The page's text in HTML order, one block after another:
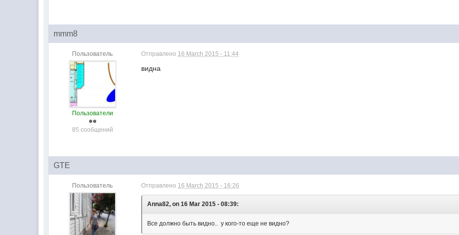
mmm8
Пользователь
Пользователи
85 сообщений
Отправлено 16 March 2015 - 11:44
видна
GTE
Пользователь Отправлено 16 March 2015 - 16:26
Anna82, on 16 Mar 2015 - 08:39:
Все должно быть видно.. у кого-то еще не видно?